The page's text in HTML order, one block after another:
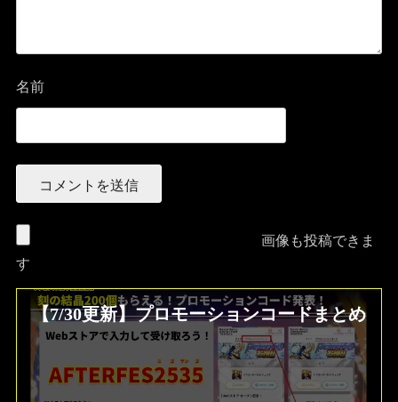
名前
画像も投稿できま
す
【7/30更新】プロモーションコードまとめ